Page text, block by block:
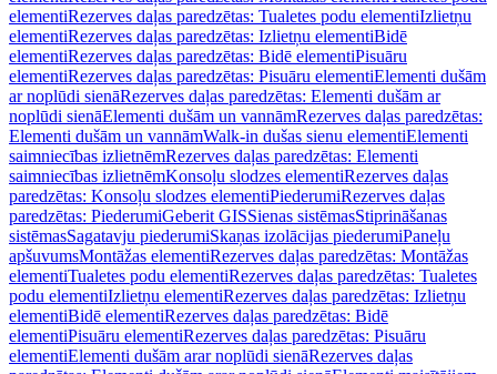
elementiRezerves daļas paredzētas: Tualetes podu elementiIzlietņu
elementiRezerves daļas paredzētas: Izlietņu elementiBidē
elementiRezerves daļas paredzētas: Bidē elementiPisuāru
elementiRezerves daļas paredzētas: Pisuāru elementiElementi dušām
ar noplūdi sienāRezerves daļas paredzētas: Elementi dušām ar
noplūdi sienāElementi dušām un vannāmRezerves daļas paredzētas:
Elementi dušām un vannāmWalk-in dušas sienu elementiElementi
saimniecības izlietnēmRezerves daļas paredzētas: Elementi
saimniecības izlietnēmKonsoļu slodzes elementiRezerves daļas
paredzētas: Konsoļu slodzes elementiPiederumiRezerves daļas
paredzētas: PiederumiGeberit GISSienas sistēmasStiprināšanas
sistēmasSagatavju piederumiSkaņas izolācijas piederumiPaneļu
apšuvumsMontāžas elementiRezerves daļas paredzētas: Montāžas
elementiTualetes podu elementiRezerves daļas paredzētas: Tualetes
podu elementiIzlietņu elementiRezerves daļas paredzētas: Izlietņu
elementiBidē elementiRezerves daļas paredzētas: Bidē
elementiPisuāru elementiRezerves daļas paredzētas: Pisuāru
elementiElementi dušām arar noplūdi sienāRezerves daļas